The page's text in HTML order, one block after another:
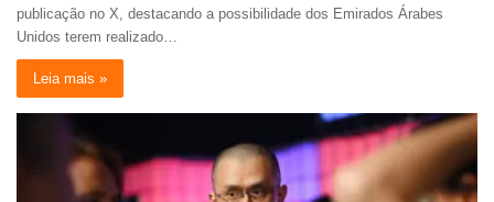
publicação no X, destacando a possibilidade dos Emirados Árabes
Unidos terem realizado…
Leia mais »